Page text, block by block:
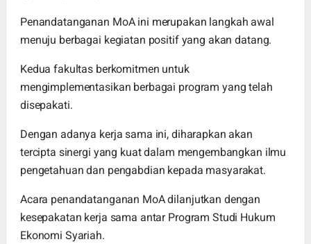
Penandatanganan MoA ini merupakan langkah awal
menuju berbagai kegiatan positif yang akan datang.
Kedua fakultas berkomitmen untuk
mengimplementasikan berbagai program yang telah
disepakati.
Dengan adanya kerja sama ini, diharapkan akan
tercipta sinergi yang kuat dalam mengembangkan ilmu
pengetahuan dan pengabdian kepada masyarakat.
Acara penandatanganan MoA dilanjutkan dengan
kesepakatan kerja sama antar Program Studi Hukum
Ekonomi Syariah.